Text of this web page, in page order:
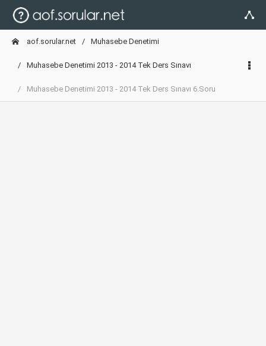
aof.sorular.net Muhasebe Denetimi
Muhasebe Denetimi 2013 - 2014 Tek Ders Sınavı
Muhasebe Denetimi 2013 - 2014 Tek Ders Sınavı 6.Soru